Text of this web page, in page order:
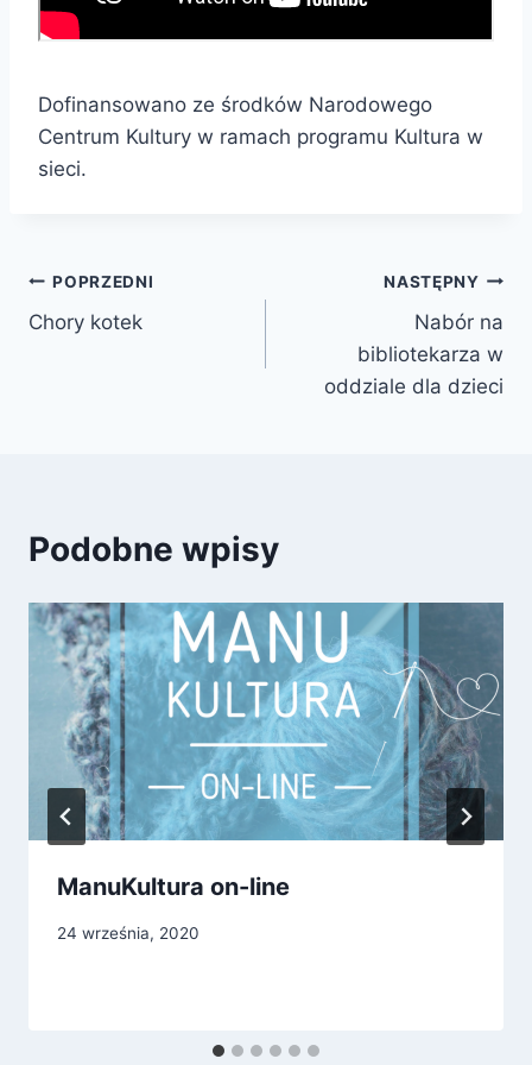
Dofinansowano ze środków Narodowego
Centrum Kultury w ramach programu Kultura w
sieci.
Nawigacja
wpisu
POPRZEDNI
Chory kotek
NASTĘPNY
Nabór na
bibliotekarza w
oddziale dla dzieci
Podobne wpisy
ManuKultura on-line
24 września, 2020